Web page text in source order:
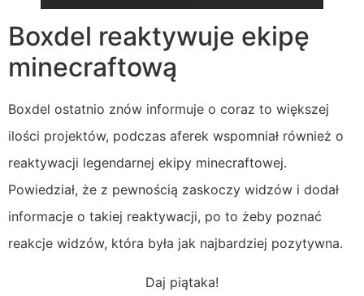
Boxdel reaktywuje ekipę
minecraftową
Boxdel ostatnio znów informuje o coraz to większej
ilości projektów, podczas aferek wspomniał również o
reaktywacji legendarnej ekipy minecraftowej.
Powiedział, że z pewnością zaskoczy widzów i dodał
informacje o takiej reaktywacji, po to żeby poznać
reakcje widzów, która była jak najbardziej pozytywna.
Daj piątaka!